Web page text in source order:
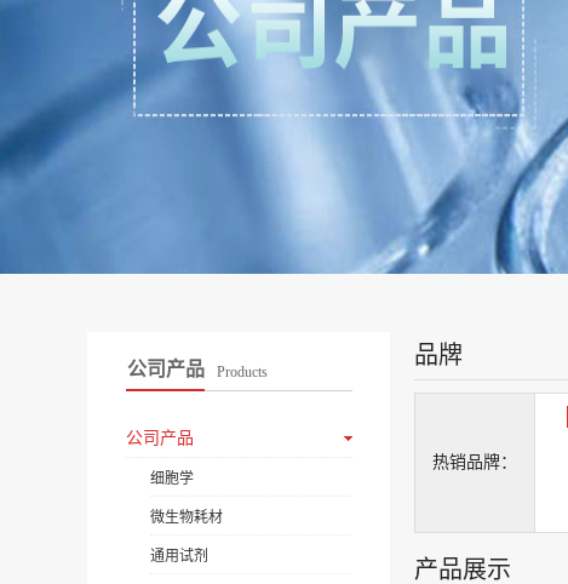
公司产品 Products
公司产品
细胞学
微生物耗材
通用试剂
品牌
热销品牌：
产品展示